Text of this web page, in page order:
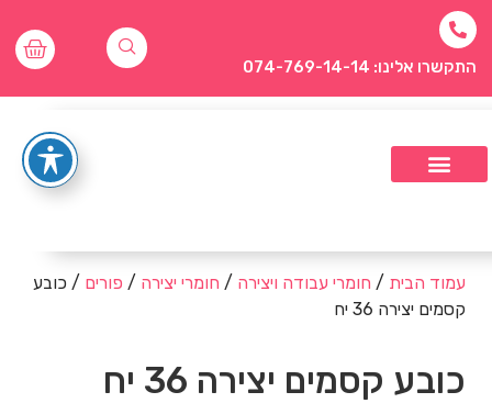
התקשרו אלינו: 074-769-14-14
עמוד הבית / חומרי עבודה ויצירה / חומרי יצירה / פורים / כובע
קסמים יצירה 36 יח
כובע קסמים יצירה 36 יח